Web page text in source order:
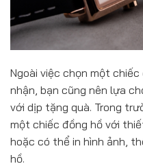
Ngoài việc chọn một
nhận, bạn cũng nên lựa
với dịp tặng quà. Trong
một chiếc đồng hồ với
hoặc có thể in hình ảnh,
hồ.